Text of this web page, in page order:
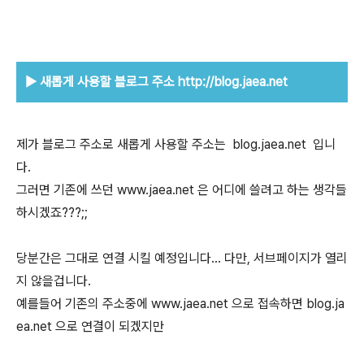
▶ 새롭게 사용할 블로그 주소 http://blog.jaea.net
제가 블로그 주소로 새롭게 사용할 주소는 blog.jaea.net 입니
다.
그러면 기존에 쓰던 www.jaea.net 은 어디에 쓸려고 하는 생각들
하시겠죠???;;
당분간은 그대로 연결 시킬 예정입니다... 다만, 서브페이지가 열리
지 않을겁니다.
예를들어 기존의 주소중에 www.jaea.net 으로 접속하면 blog.ja
ea.net 으로 연결이 되겠지만